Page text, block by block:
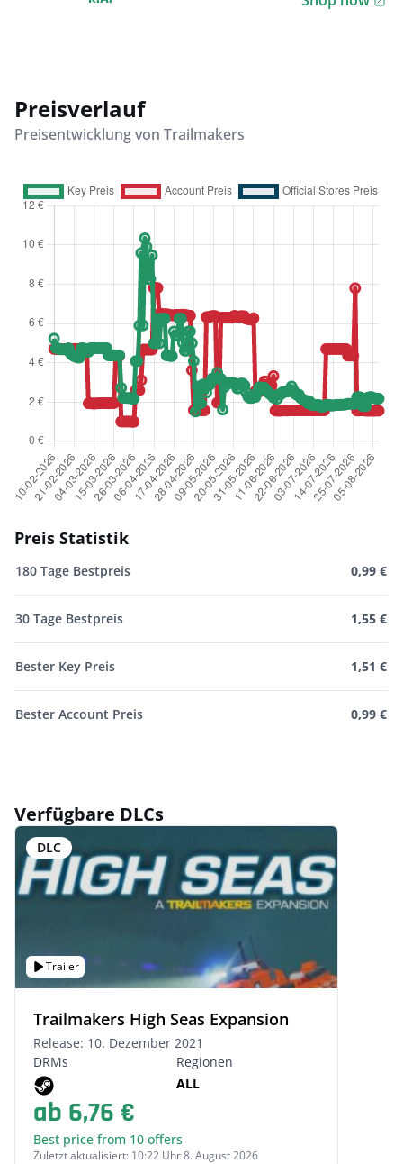
Preisverlauf
Preisentwicklung von Trailmakers
Preis Statistik
180 Tage Bestpreis 0,99 €
30 Tage Bestpreis 1,55 €
Bester Key Preis 1,51 €
Bester Account Preis 0,99 €
Verfügbare DLCs
DLC
Trailer
Trailmakers High Seas Expansion
Release: 10. Dezember 2021
DRMs
Regionen
ALL
ab 6,76 €
Best price from 10 offers
Zuletzt aktualisiert: 10:22 Uhr 8. August 2026